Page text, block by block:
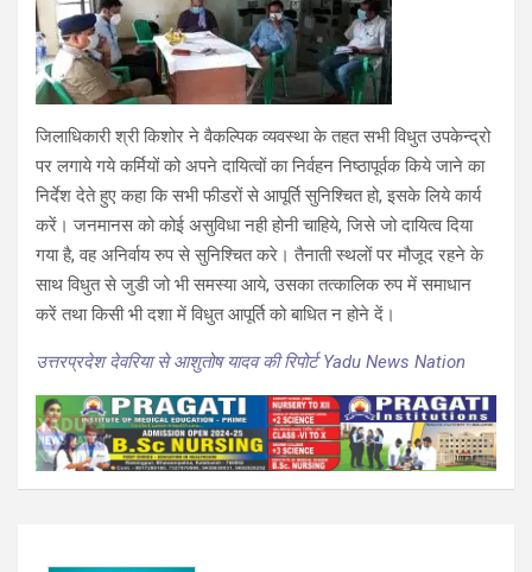
जिलाधिकारी श्री किशोर ने वैकल्पिक व्यवस्था के तहत सभी विधुत उपकेन्द्रो
पर लगाये गये कर्मियों को अपने दायित्वों का निर्वहन निष्ठापूर्वक किये जाने का
निर्देश देते हुए कहा कि सभी फीडरों से आपूर्ति सुनिश्चित हो, इसके लिये कार्य
करें। जनमानस को कोई असुविधा नही होनी चाहिये, जिसे जो दायित्व दिया
गया है, वह अनिर्वाय रुप से सुनिश्चित करे। तैनाती स्थलों पर मौजूद रहने के
साथ विधुत से जुडी जो भी समस्या आये, उसका तत्कालिक रुप में समाधान
करें तथा किसी भी दशा में विधुत आपूर्ति को बाधित न होने दें।
उत्तरप्रदेश देवरिया से आशुतोष यादव की रिपोर्ट Yadu News Nation